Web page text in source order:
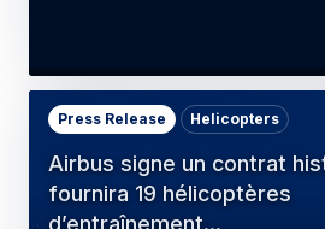
Airbus signe un contrat
fournira 19 hélicoptères
d’entraînement…
Press Release Helicopters